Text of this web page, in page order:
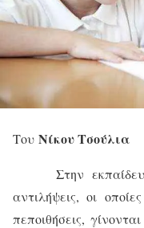
Του Νίκου Τσούλια
Στην εκπαίδευση
αντιλήψεις, οι
πεποιθήσεις,